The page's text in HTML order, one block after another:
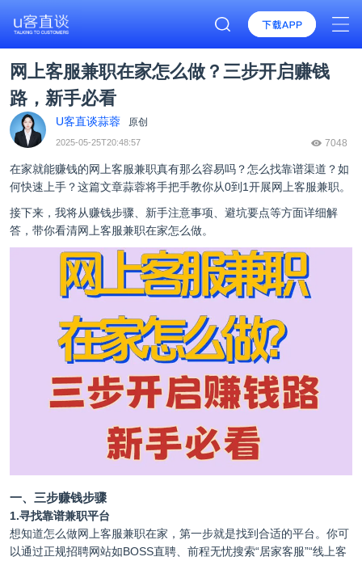
网上客服兼职在家怎么做？三步开启赚钱
路，新手必看
U客直谈蒜蓉 原创
2025-05-25T20:48:57 7048
在家就能赚钱的网上客服兼职真有那么容易吗？怎么找靠谱渠道？如
何快速上手？这篇文章蒜蓉将手把手教你从0到1开展网上客服兼职。
接下来，我将从赚钱步骤、新手注意事项、避坑要点等方面详细解
答，带你看清网上客服兼职在家怎么做。
一、三步赚钱步骤
1.寻找靠谱兼职平台
想知道怎么做网上客服兼职在家，第一步就是找到合适的平台。你可
以通过正规招聘网站如BOSS直聘、前程无忧搜索“居家客服”“线上客